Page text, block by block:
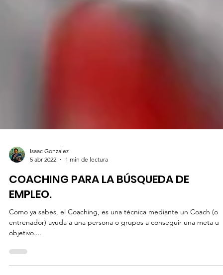
5 abr 2022
1 min de lectura
COACHING PARA LA BÚSQUEDA DE
EMPLEO.
Como ya sabes, el Coaching, es una técnica mediante un Coach (o
objetivo....